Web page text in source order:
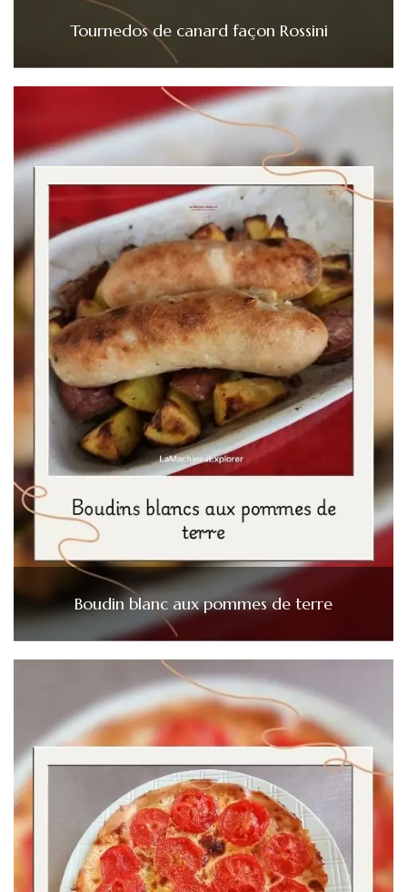
Tournedos de canard façon Rossini
Boudin blanc aux pommes de terre